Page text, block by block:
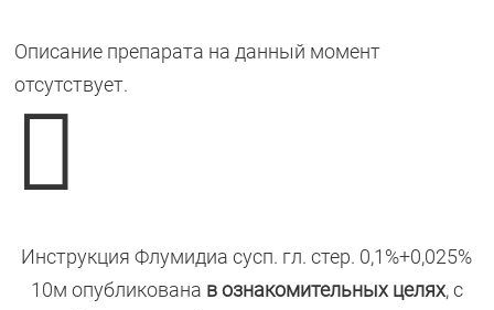
Описание препарата на данный момент
отсутствует.

Инструкция Флумидиа сусп. гл. стер. 0,1%+0,025%
10м опубликована в ознакомительных целях, с